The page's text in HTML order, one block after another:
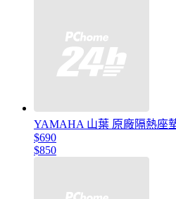
YAMAHA 山葉 原廠隔熱座
$690
$850